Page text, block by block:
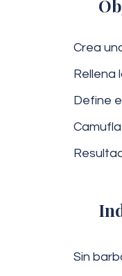
Crea
Rellena
Define
Sin